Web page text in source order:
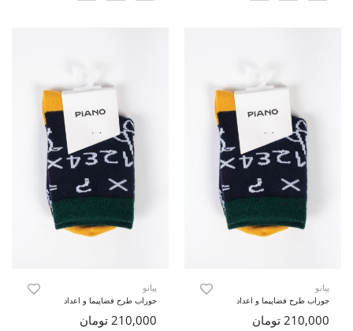
پیانو
جوراب طرح فضاپیما و اعداد
210,000 تومان
پیانو
جوراب طرح فضاپیما و اعداد
210,000 تومان